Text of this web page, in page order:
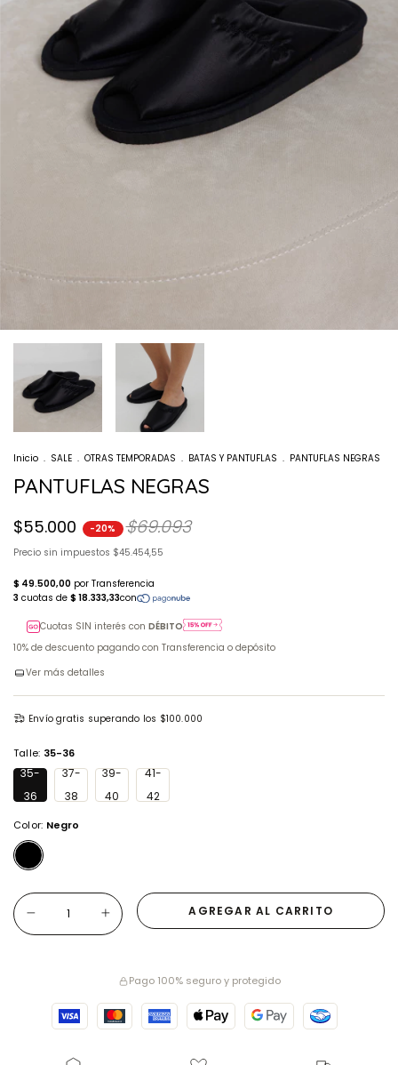
Inicio . SALE . OTRAS TEMPORADAS . BATAS Y PANTUFLAS . PANTUFLAS NEGRAS
PANTUFLAS NEGRAS
$55.000 -20% $69.093
Precio sin impuestos $45.454,55
Cuotas SIN interés con DÉBITO
10% de descuento pagando con Transferencia o depósito
Ver más detalles
Envío gratis superando los $100.000
Talle: 35-36
35-
36
37-
38
39-
40
41-
42
Color: Negro
Pago 100% seguro y protegido